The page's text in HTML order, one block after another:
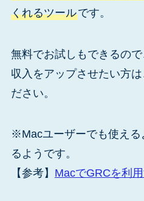
くれるツールです。
無料でお試しもできるの
収入をアップさせたい方
ださい。
※Macユーザーでも使える
るようです。
【参考】 MacでGRCを利